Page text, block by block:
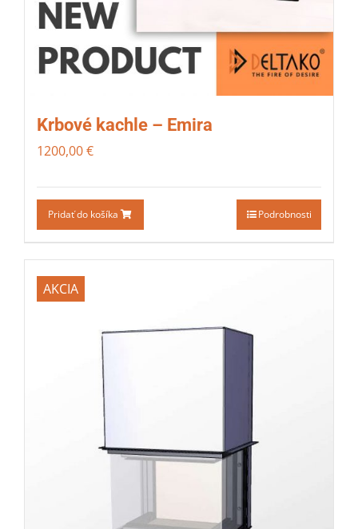
Krbové kachle – Emira
1200,00€
Pridať do košíka Podrobnosti
AKCIA